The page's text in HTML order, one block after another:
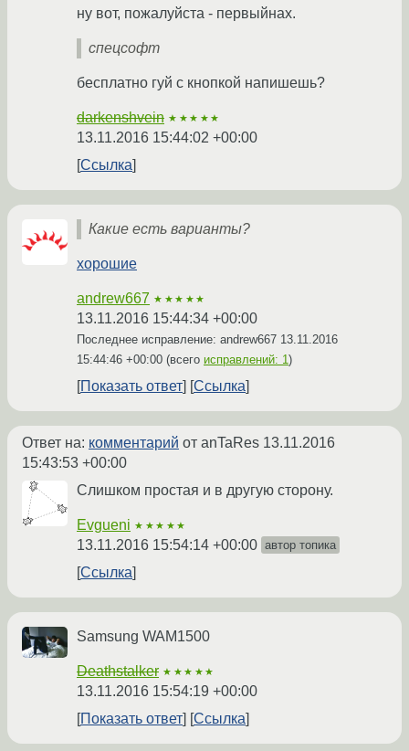
ну вот, пожалуйста - первыйнах.
спецсофт
бесплатно гуй с кнопкой напишешь?
darkenshvein ★★★★★
13.11.2016 15:44:02 +00:00
Ссылка
Какие есть варианты?
хорошие
andrew667 ★★★★★
13.11.2016 15:44:34 +00:00
Последнее исправление: andrew667 13.11.2016
15:44:46 +00:00 (всего исправлений: 1)
Показать ответ Ссылка
Ответ на: комментарий от anTaRes 13.11.2016
15:43:53 +00:00
Слишком простая и в другую сторону.
Evgueni ★★★★★
13.11.2016 15:54:14 +00:00 автор топика
Ссылка
Samsung WAM1500
Deathstalker ★★★★★
13.11.2016 15:54:19 +00:00
Показать ответ
Ссылка